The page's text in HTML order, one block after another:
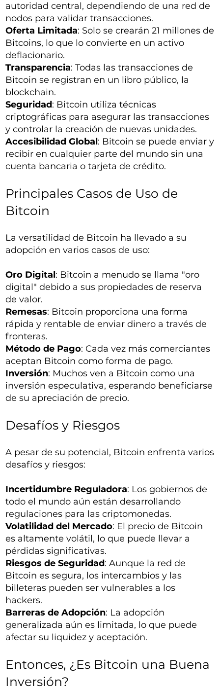
autoridad central, dependiendo de una red de
nodos para validar transacciones.
Oferta Limitada: Solo se crearán 21 millones de
Bitcoins, lo que lo convierte en un activo
deflacionario.
Transparencia: Todas las transacciones de
Bitcoin se registran en un libro público, la
blockchain.
Seguridad: Bitcoin utiliza técnicas
criptográficas para asegurar las transacciones
y controlar la creación de nuevas unidades.
Accesibilidad Global: Bitcoin se puede enviar y
recibir en cualquier parte del mundo sin una
cuenta bancaria o tarjeta de crédito.
Principales Casos de Uso de
Bitcoin
La versatilidad de Bitcoin ha llevado a su
adopción en varios casos de uso:
Oro Digital: Bitcoin a menudo se llama "oro
digital" debido a sus propiedades de reserva
de valor.
Remesas: Bitcoin proporciona una forma
rápida y rentable de enviar dinero a través de
fronteras.
Método de Pago: Cada vez más comerciantes
aceptan Bitcoin como forma de pago.
Inversión: Muchos ven a Bitcoin como una
inversión especulativa, esperando beneficiarse
de su apreciación de precio.
Desafíos y Riesgos
A pesar de su potencial, Bitcoin enfrenta varios
desafíos y riesgos:
Incertidumbre Reguladora: Los gobiernos de
todo el mundo aún están desarrollando
regulaciones para las criptomonedas.
Volatilidad del Mercado: El precio de Bitcoin
es altamente volátil, lo que puede llevar a
pérdidas significativas.
Riesgos de Seguridad: Aunque la red de
Bitcoin es segura, los intercambios y las
billeteras pueden ser vulnerables a los
hackers.
Barreras de Adopción: La adopción
generalizada aún es limitada, lo que puede
afectar su liquidez y aceptación.
Entonces, ¿Es Bitcoin una Buena
Inversión?